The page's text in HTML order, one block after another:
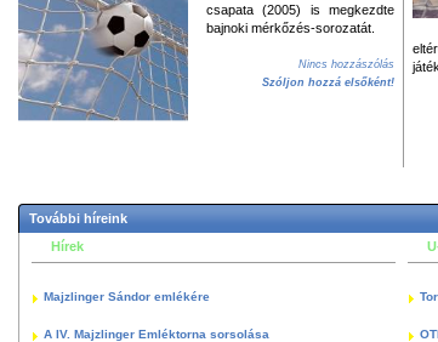
csapata (2005) is megkezdte
bajnoki mérkőzés-sorozatát.
Nincs hozzászólás
Szóljon hozzá elsőként!
További híreink
Hírek
Majzlinger Sándor emlékére
A IV. Majzlinger Emléktorna sorsolása